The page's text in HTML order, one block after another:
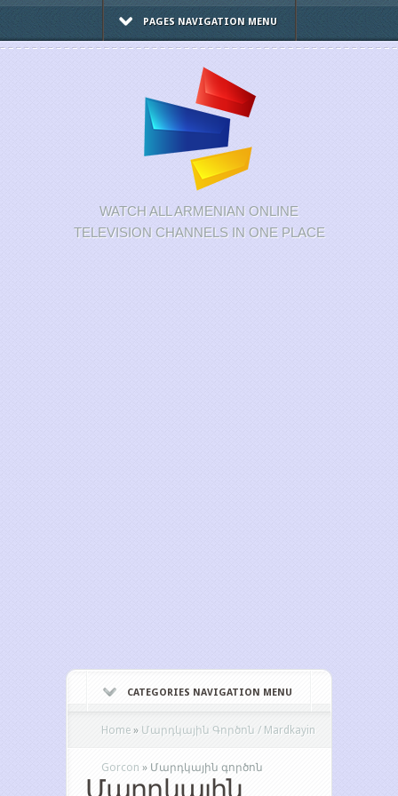
PAGES NAVIGATION MENU
WATCH ALL ARMENIAN ONLINE
TELEVISION CHANNELS IN ONE PLACE
CATEGORIES NAVIGATION MENU
Home » Մարդկային Գործոն / Mardkayin
Gorcon » Մարդկային գործոն
Մարդկային